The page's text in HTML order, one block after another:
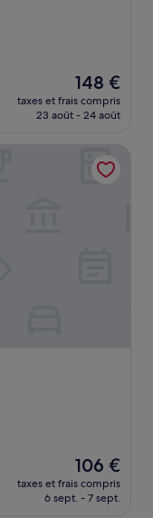
Le
nouveau
prix
de
148 €
148 €
taxes et frais compris
23 août - 24 août
Le
nouveau
prix
106 €
taxes et frais compris
6 sept. - 7 sept.